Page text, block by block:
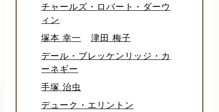
チャールズ・ロバート・ダーウ
ィン
塚本 幸一
津田 梅子
デール・ブレッケンリッジ・カ
ーネギー
手塚 治虫
デューク・エリントン